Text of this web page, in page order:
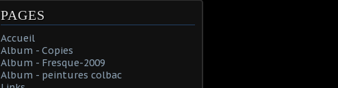
PAGES
Accueil
Album - Copies
Album - Fresque-2009
Album - peintures colbac